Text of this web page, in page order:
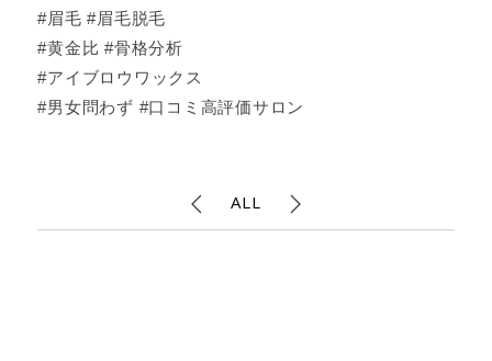
#眉毛 #眉毛脱毛
#黄金比 #骨格分析
#アイブロウワックス
#男女問わず #口コミ高評価サロン
ALL